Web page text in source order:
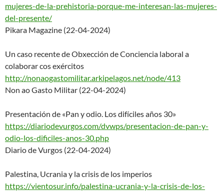
mujeres-de-la-prehistoria-porque-me-interesan-las-mujeres-
del-presente/
Pikara Magazine (22-04-2024)
Un caso recente de Obxección de Conciencia laboral a
colaborar cos exércitos
http://nonaogastomilitar.arkipelagos.net/node/413
Non ao Gasto Militar (22-04-2024)
Presentación de «Pan y odio. Los difíciles años 30»
https://diariodevurgos.com/dvwps/presentacion-de-pan-y-
odio-los-dificiles-anos-30.php
Diario de Vurgos (22-04-2024)
Palestina, Ucrania y la crisis de los imperios
https://vientosur.info/palestina-ucrania-y-la-crisis-de-los-